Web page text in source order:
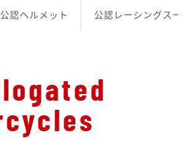
公認ヘルメット 公認レーシングスー